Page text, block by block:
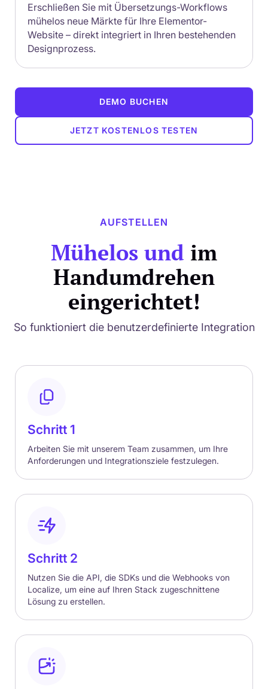
Erschließen Sie mit Übersetzungs-Workflows
mühelos neue Märkte für Ihre Elementor-
Website – direkt integriert in Ihren bestehenden
Designprozess.
DEMO BUCHEN
JETZT KOSTENLOS TESTEN
AUFSTELLEN
Mühelos und im
Handumdrehen
eingerichtet!
So funktioniert die benutzerdefinierte Integration
Schritt 1
Arbeiten Sie mit unserem Team zusammen, um Ihre
Anforderungen und Integrationsziele festzulegen.
Schritt 2
Nutzen Sie die API, die SDKs und die Webhooks von
Localize, um eine auf Ihren Stack zugeschnittene
Lösung zu erstellen.